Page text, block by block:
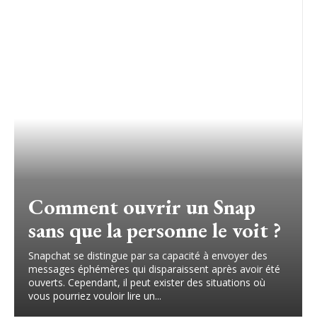
Comment ouvrir un Snap
sans que la personne le voit ?
Snapchat se distingue par sa capacité à envoyer des
messages éphémères qui disparaissent après avoir été
ouverts. Cependant, il peut exister des situations où
vous pourriez vouloir lire un...